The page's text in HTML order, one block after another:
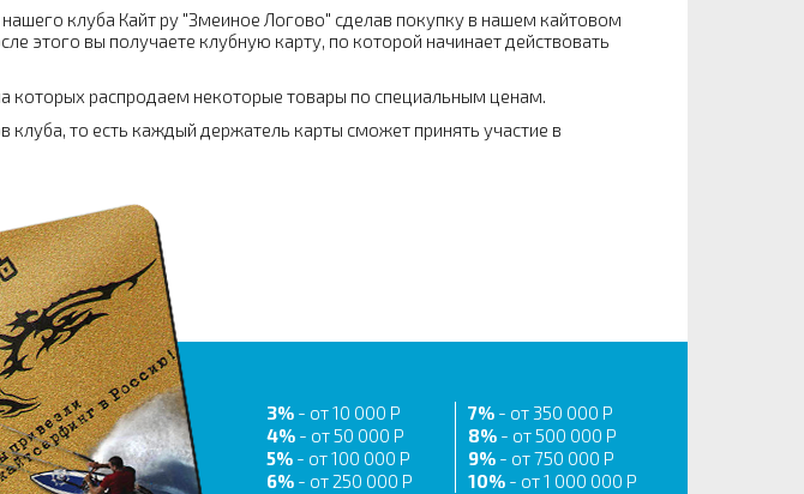
клуба Кайт ру "Змеиное Логово" сделав покупку в нашем кайтовом
этого вы получаете клубную карту, по которой начинает действовать
которых распродаем некоторые товары по специальным ценам.
клуба, то есть каждый держатель карты сможет принять участие в
3%- от 10 000 Р
4%- от 50 000 Р
5%- от 100 000 Р
6%- от 250 000 Р
7%- от 350 000 Р
8%- от 500 000 Р
9%- от 750 000 Р
10%- от 1 000 000 Р